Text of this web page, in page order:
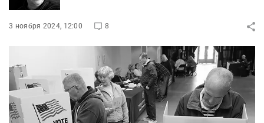
3 ноября 2024, 12:00 8